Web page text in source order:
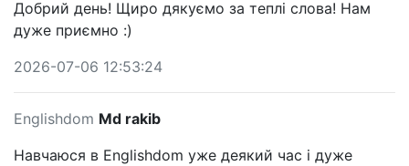
Добрий день! Щиро дякуємо за теплі слова! Нам
дуже приємно :)
2026-07-06 12:53:24
Englishdom Md rakib
Навчаюся в Englishdom уже деякий час і дуже